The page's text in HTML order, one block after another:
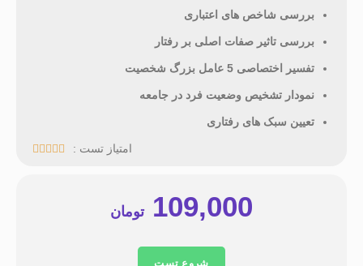
بررسی شاخص های اعتباری
بررسی تاثیر صفات اصلی بر رفتار
تفسیر اختصاصی 5 عامل بزرگ شخصیت
نمودار تشخیص وضعیت فرد در جامعه
تعیین سبک های رفتاری
امتیاز تست : 




109,000 تومان
شروع تست